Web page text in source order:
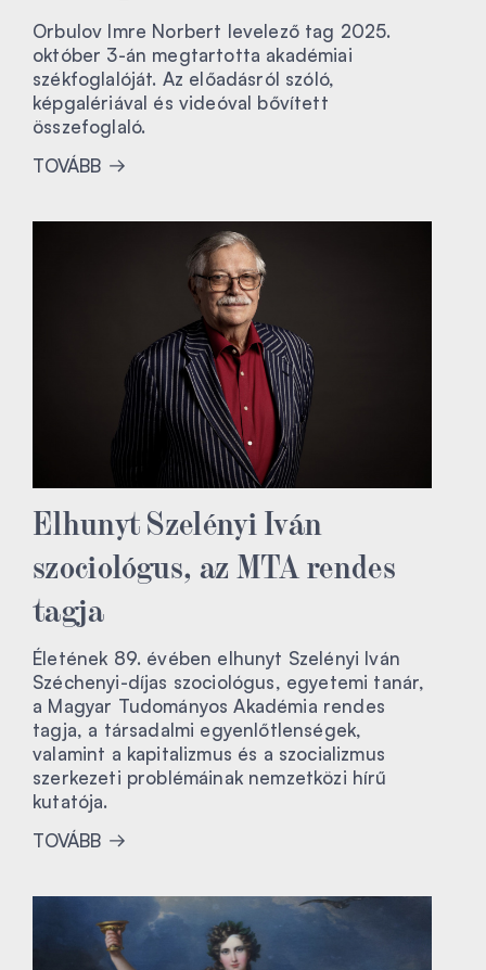
Orbulov Imre Norbert levelező tag 2025.
október 3-án megtartotta akadémiai
székfoglalóját. Az előadásról szóló,
képgalériával és videóval bővített
összefoglaló.
TOVÁBB
Elhunyt Szelényi Iván
szociológus, az MTA rendes
tagja
Életének 89. évében elhunyt Szelényi Iván
Széchenyi-díjas szociológus, egyetemi tanár,
a Magyar Tudományos Akadémia rendes
tagja, a társadalmi egyenlőtlenségek,
valamint a kapitalizmus és a szocializmus
szerkezeti problémáinak nemzetközi hírű
kutatója.
TOVÁBB